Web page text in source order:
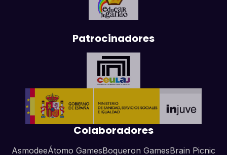
Patrocinadores
Colaboradores
AsmodeeÁtomo GamesBoqueron GamesBrain Picnic